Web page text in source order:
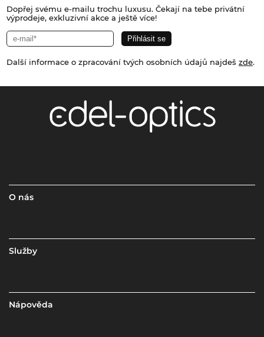
Dopřej svému e-mailu trochu luxusu. Čekají na tebe privátní
výprodeje, exkluzivní akce a ještě více!
Další informace o zpracování tvých osobních údajů najdeš zde.
O nás
Služby
Nápověda